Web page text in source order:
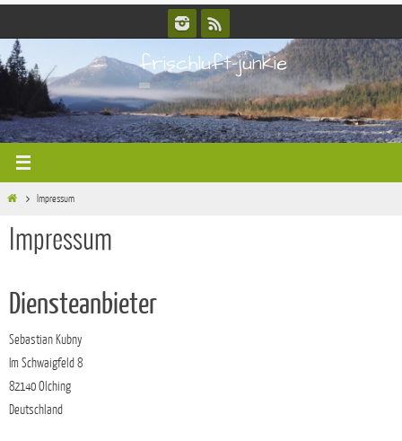
Inhalt
springen
frischluft-junkie
Start Impressum
Impressum
Diensteanbieter
Sebastian Kubny
Im Schwaigfeld 8
82140 Olching
Deutschland